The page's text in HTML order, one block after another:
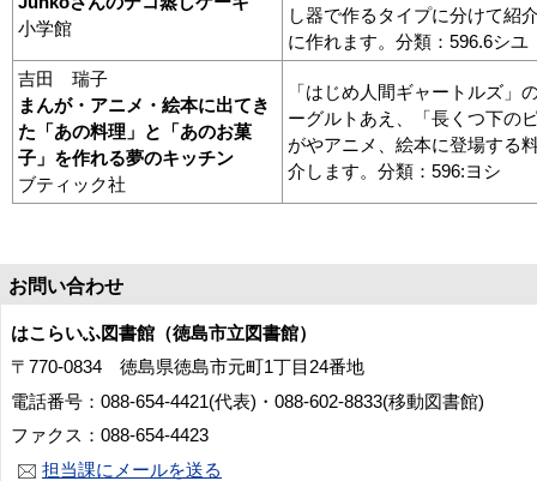
小学館
し器で作るタイプに分けて紹
に作れます。分類：596.6シユ
吉田 瑞子
まんが・アニメ・絵本に出てき
た「あの料理」と「あのお菓
子」を作れる夢のキッチン
ブティック社
「はじめ人間ギャートルズ」
ーグルトあえ、「長くつ下の
がやアニメ、絵本に登場する
介します。分類：596:ヨシ
お問い合わせ
はこらいふ図書館（徳島市立図書館）
〒770-0834 徳島県徳島市元町1丁目24番地
電話番号：088-654-4421(代表)・088-602-8833(移動図書館)
ファクス：088-654-4423
担当課にメールを送る